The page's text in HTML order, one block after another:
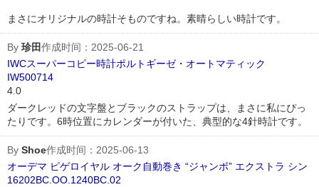
まさにオリジナルの時計そものですね。素晴らしい時計です。
By 珍田作成时间：2025-06-21
IWCスーパーコピー時計ポルトギーゼ・オートマティック
IW500714
4.0
ダークレッドの文字盤とブラックのストラップは、まさに私にぴっ
たりです。6時位置にカレンダーが付いた、典型的な4針時計です。
By Shoe作成时间：2025-06-13
オーデマ ピゲロイヤル オーク自動巻き “ジャンボ” エクストラ シン
16202BC.OO.1240BC.02